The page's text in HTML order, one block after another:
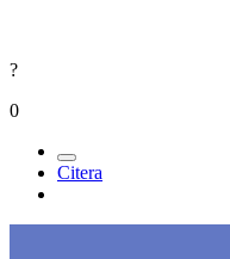
?
0
Citera